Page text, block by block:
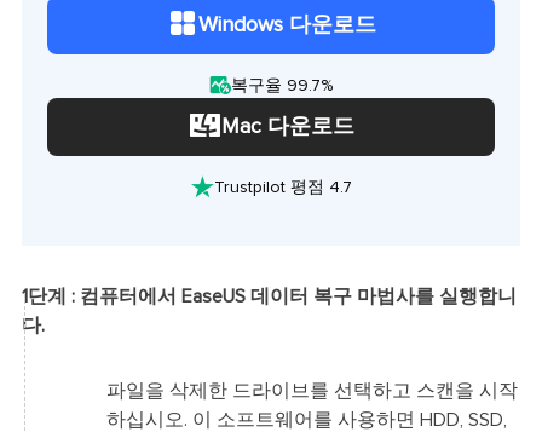
Windows 다운로드
복구율 99.7%
Mac 다운로드
Trustpilot 평점 4.7
1단계 : 컴퓨터에서 EaseUS 데이터 복구 마법사를 실행합니
다.
파일을 삭제한 드라이브를 선택하고 스캔을 시작
하십시오. 이 소프트웨어를 사용하면 HDD, SSD,